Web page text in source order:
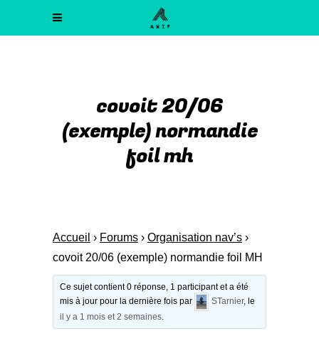
covoit 20/06
(exemple) normandie
foil mh
Accueil › Forums › Organisation nav’s ›
covoit 20/06 (exemple) normandie foil MH
Ce sujet contient 0 réponse, 1 participant et a été
mis à jour pour la dernière fois par
STarnier, le
il y a 1 mois et 2 semaines.